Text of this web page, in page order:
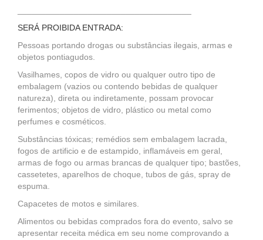
SERÁ PROIBIDA ENTRADA:
Pessoas portando drogas ou substâncias ilegais, armas e
objetos pontiagudos.
Vasilhames, copos de vidro ou qualquer outro tipo de
embalagem (vazios ou contendo bebidas de qualquer
natureza), direta ou indiretamente, possam provocar
ferimentos; objetos de vidro, plástico ou metal como
perfumes e cosméticos.
Substâncias tóxicas; remédios sem embalagem lacrada,
fogos de artificio e de estampido, inflamáveis em geral,
armas de fogo ou armas brancas de qualquer tipo; bastões,
cassetetes, aparelhos de choque, tubos de gás, spray de
espuma.
Capacetes de motos e similares.
Alimentos ou bebidas comprados fora do evento, salvo se
apresentar receita médica em seu nome comprovando a